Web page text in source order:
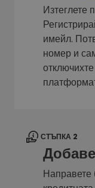
имейл.
номер и
СТЪПКА 2
Направете